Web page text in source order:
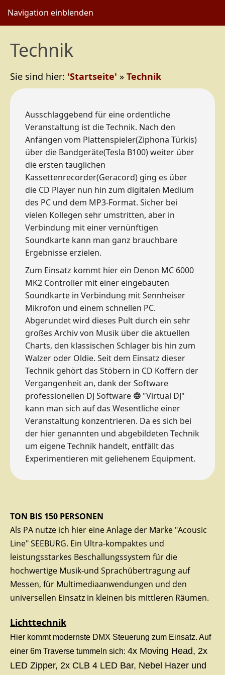
Navigation einblenden
Technik
Sie sind hier: 'Startseite' » Technik
Ausschlaggebend für eine ordentliche
Veranstaltung ist die Technik. Nach den
Anfängen vom Plattenspieler(Ziphona Türkis)
über die Bandgeräte(Tesla B100) weiter über
die ersten tauglichen
Kassettenrecorder(Geracord) ging es über
die CD Player nun hin zum digitalen Medium
des PC und dem MP3-Format. Sicher bei
vielen Kollegen sehr umstritten, aber in
Verbindung mit einer vernünftigen
Soundkarte kann man ganz brauchbare
Ergebnisse erzielen.
Zum Einsatz kommt hier ein Denon MC 6000
MK2 Controller mit einer eingebauten
Soundkarte in Verbindung mit Sennheiser
Mikrofon und einem schnellen PC.
Abgerundet wird dieses Pult durch ein sehr
großes Archiv von Musik über die aktuellen
Charts, den klassischen Schlager bis hin zum
Walzer oder Oldie. Seit dem Einsatz dieser
Technik gehört das Stöbern in CD Koffern der
Vergangenheit an, dank der Software
professionellen DJ Software
"Virtual DJ"
kann man sich auf das Wesentliche einer
Veranstaltung konzentrieren. Da es sich bei
der hier genannten und abgebildeten Technik
um eigene Technik handelt, entfällt das
Experimentieren mit geliehenem Equipment.
TON BIS 150 PERSONEN
Als PA nutze ich hier eine Anlage der Marke "Acousic
Line" SEEBURG. Ein Ultra-kompaktes und
leistungsstarkes Beschallungssystem für die
hochwertige Musik-und Sprachübertragung auf
Messen, für Multimediaanwendungen und den
universellen Einsatz in kleinen bis mittleren Räumen.
Lichttechnik
Hier kommt modernste DMX Steuerung zum Einsatz. Auf
einer 6m Traverse tummeln sich: 4x Moving Head, 2x
LED Zipper, 2x CLB 4 LED Bar, Nebel Hazer und